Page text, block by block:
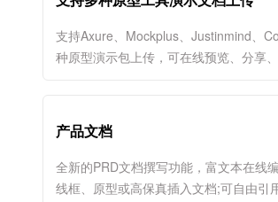
支持Axure、Mockplus、Justinmind、
种原型演示包上传，可在线预览、分享、
产品文档
全新的PRD文档撰写功能，富文本在线
线框、原型或高保真插入文档;可自由引